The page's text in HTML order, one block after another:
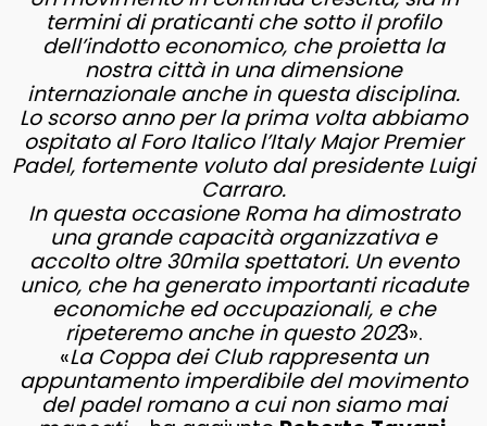
termini di praticanti che sotto il profilo
dell’indotto economico, che proietta la
nostra città in una dimensione
internazionale anche in questa disciplina.
Lo scorso anno per la prima volta abbiamo
ospitato al Foro Italico l’Italy Major Premier
Padel, fortemente voluto dal presidente Luigi
Carraro.
In questa occasione Roma ha dimostrato
una grande capacità organizzativa e
accolto oltre 30mila spettatori. Un evento
unico, che ha generato importanti ricadute
economiche ed occupazionali, e che
ripeteremo anche in questo 2023».
«La Coppa dei Club rappresenta un
appuntamento imperdibile del movimento
del padel romano a cui non siamo mai